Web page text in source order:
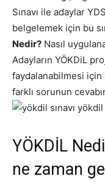
Sınavı ile adaylar
belgelemek için bu
Nedir? Nasıl
Adayların YÖKDiL
faydalanabilmesi için
farklı sorunun
YÖKDİL
ne zaman